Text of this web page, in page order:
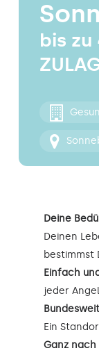
Kontakt
bis zu
Deine
Deinen
bestimmst
Einfach
jeder
Ein
Ganz nach